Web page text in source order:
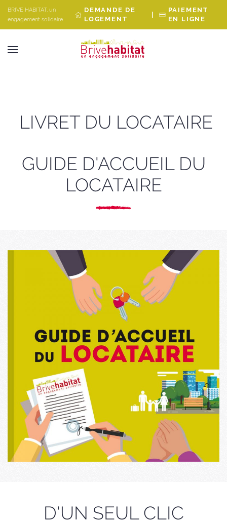
BRIVE HABITAT, un
engagement solidaire.
DEMANDE DE
LOGEMENT
PAIEMENT
EN LIGNE
LIVRET DU LOCATAIRE
GUIDE D'ACCUEIL DU
LOCATAIRE
D'UN SEUL CLIC
Panneau de gestion des cookies